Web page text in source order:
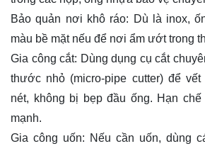
Bảo quản nơi khô ráo: Dù là inox,
màu bề mặt nếu để nơi ẩm ướt trong
Gia công cắt: Dùng dụng cụ cắt
thước nhỏ (micro-pipe cutter) để
nét, không bị bẹp đầu ống. Hạn
mạnh.
Gia công uốn: Nếu cần uốn, dùng